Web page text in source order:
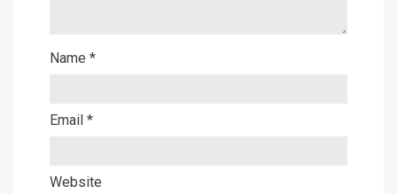
Name *
Email *
Website